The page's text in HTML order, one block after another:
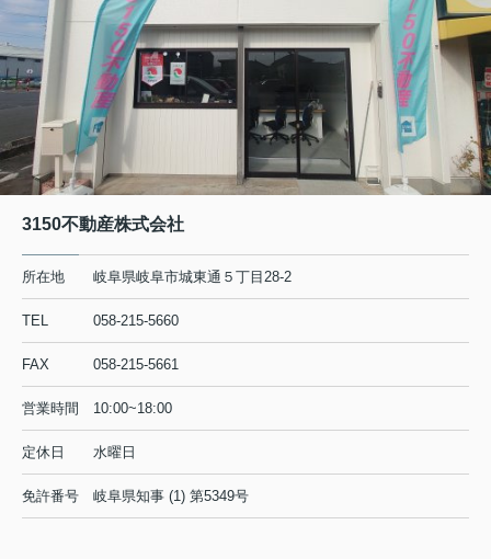
3150不動産株式会社
所在地 岐阜県岐阜市城東通５丁目28-2
TEL 058-215-5660
FAX 058-215-5661
営業時間 10:00~18:00
定休日 水曜日
免許番号 岐阜県知事 (1) 第5349号